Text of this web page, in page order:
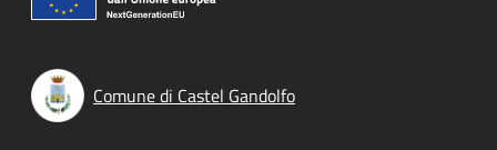
Comune di Castel Gandolfo